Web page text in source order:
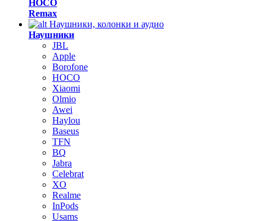
HOCO
Remax
Наушники, колонки и аудио
Наушники
JBL
Apple
Borofone
HOCO
Xiaomi
Olmio
Awei
Haylou
Baseus
TFN
BQ
Jabra
Celebrat
XO
Realme
InPods
Usams